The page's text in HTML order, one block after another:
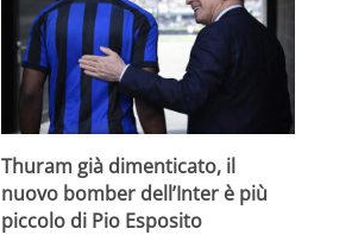
Thuram già dimenticato, il
nuovo bomber dell’Inter è più
piccolo di Pio Esposito